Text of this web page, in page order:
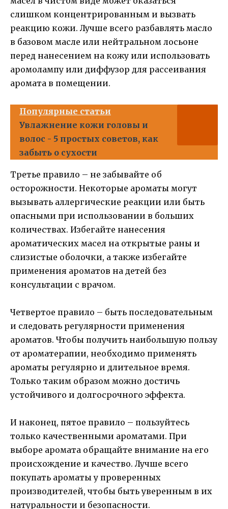
слишком концентрированным и вызвать
реакцию кожи. Лучше всего разбавлять масло
в базовом масле или нейтральном лосьоне
перед нанесением на кожу или использовать
аромолампу или диффузор для рассеивания
аромата в помещении.
Популярные статьи
Увлажнение кожи головы и
волос - 5 простых советов, как
забыть о сухости
Третье правило – не забывайте об
осторожности. Некоторые ароматы могут
вызывать аллергические реакции или быть
опасными при использовании в больших
количествах. Избегайте нанесения
ароматических масел на открытые раны и
слизистые оболочки, а также избегайте
применения ароматов на детей без
консультации с врачом.
Четвертое правило – быть последовательным
и следовать регулярности применения
ароматов. Чтобы получить наибольшую пользу
от ароматерапии, необходимо применять
ароматы регулярно и длительное время.
Только таким образом можно достичь
устойчивого и долгосрочного эффекта.
И наконец, пятое правило – пользуйтесь
только качественными ароматами. При
выборе аромата обращайте внимание на его
происхождение и качество. Лучше всего
покупать ароматы у проверенных
производителей, чтобы быть уверенным в их
натуральности и безопасности.